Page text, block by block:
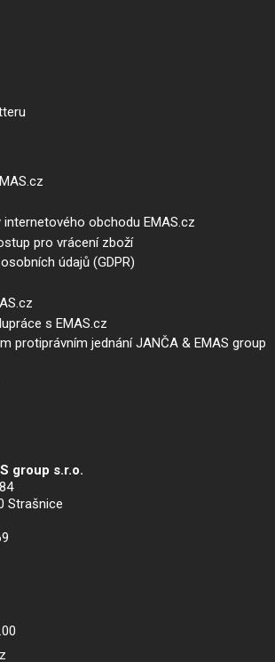
obchodu EMAS.cz
pro vrácení zboží
údajů (GDPR)
s EMAS.cz
protiprávním jednání JANČA & EMAS group
group s.r.o.
Strašnice